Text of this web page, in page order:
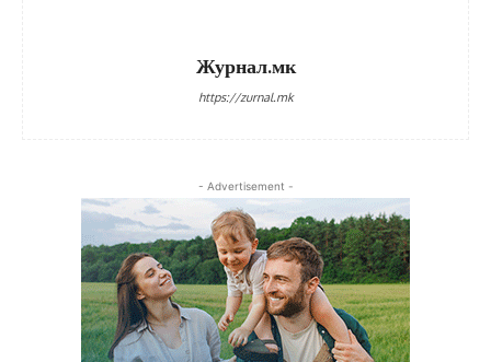
Журнал.мк
https://zurnal.mk
- Advertisement -